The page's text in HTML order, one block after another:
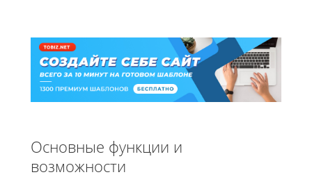
Основные функции и
возможности